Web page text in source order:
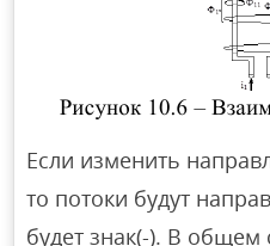
Если изменить
то потоки будут
будет знак(-). В общем